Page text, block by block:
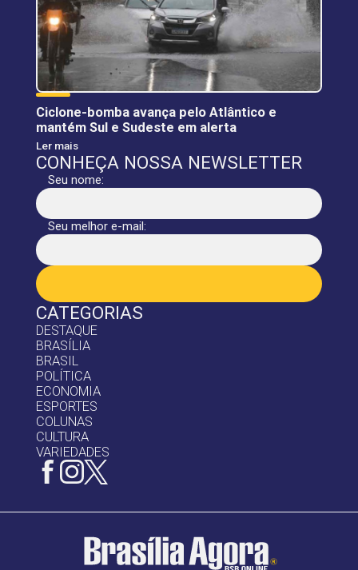
CATEGORIAS
DESTAQUE
BRASÍLIA
BRASIL
POLÍTICA
ECONOMIA
ESPORTES
COLUNAS
CULTURA
VARIEDADES
Ciclone-bomba avança pelo Atlântico e
mantém Sul e Sudeste em alerta
Ler mais
CONHEÇA NOSSA NEWSLETTER
Seu nome:
Seu melhor e-mail: